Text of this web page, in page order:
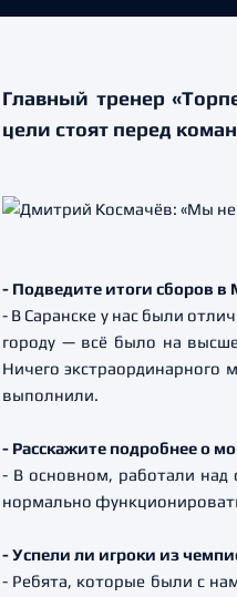
Главный тренер
цели стоят перед
- Подведите итоги сборов
- В Саранске у нас были
городу — всё было на
Ничего экстраординарного
выполнили.
- Расскажите подробнее о
- В основном, работали
нормально
- Успели ли игроки из
- Ребята, которые были с